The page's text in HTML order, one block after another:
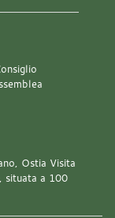
Ostia Visita
situata a 100